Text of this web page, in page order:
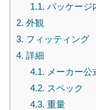
1.1. パッケージ
2. 外観
3. フィッティング
4. 詳細
4.1. メーカー公
4.2. スペック
4.3. 重量